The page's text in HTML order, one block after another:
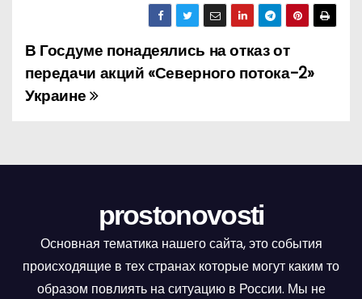
Н
а
и
ц
В Госдуме понадеялись на отказ от
передачи акций «Северного потока-2»
Украине
prostonovosti
Основная тематика нашего сайта, это события
происходящие в тех странах которые могут каким то
образом повлиять на ситуацию в России. Мы не